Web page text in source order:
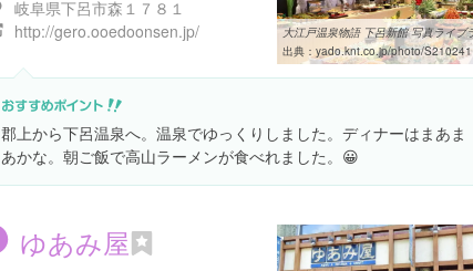
岐阜県下呂市森１７８１
http://gero.ooedoonsen.jp/
出典： yado.knt.co.jp/photo/S210241
郡上から下呂温泉へ。温泉でゆっくりしました。ディナーはまあま
あかな。朝ご飯で高山ラーメンが食べれました。😀
ゆあみ屋